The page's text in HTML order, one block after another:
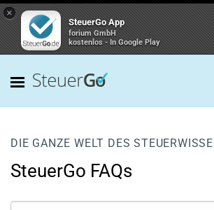
×
SteuerGo App
forium GmbH
kostenlos - In Google Play
DIE GANZE WELT DES
SteuerGo FAQs